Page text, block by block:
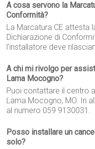
A cosa servono la
Conformità?
La Marcatura CE attesta
Dichiarazione di
l'installatore deve
A chi mi rivolgo per
Lama Mocogno?
Puoi contattare il centro
Lama Mocogno, MO. In
al numero 059 9130031.
Posso installare un
solo?